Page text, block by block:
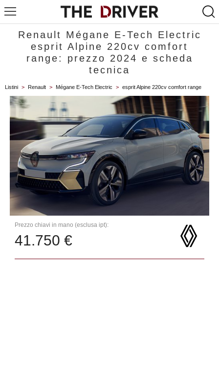
Renault Mégane E-Tech Electric
esprit Alpine 220cv comfort
range: prezzo 2024 e scheda
tecnica
Listini > Renault > Mégane E-Tech Electric > esprit Alpine 220cv comfort range
Prezzo chiavi in mano (esclusa ipt):
41.750 €